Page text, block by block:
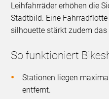
Leihfahrräder erhöhen die
Stadtbild. Eine
silhouette stärkt zudem
So funktioniert
Stationen liegen
entfernt.